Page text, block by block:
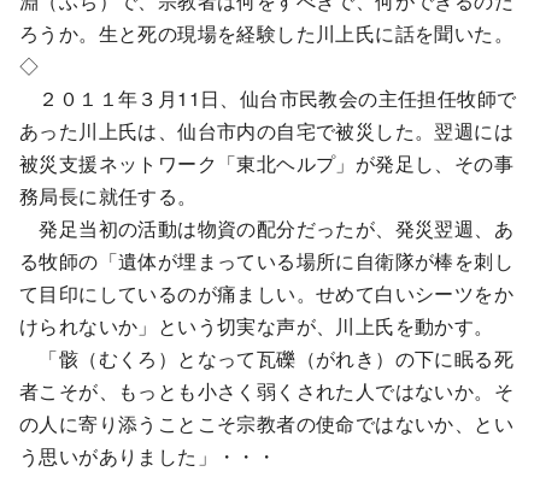
ろうか。生と死の現場を経験した川上氏に話を聞いた。
◇
２０１１年３月11日、仙台市民教会の主任担任牧師で
あった川上氏は、仙台市内の自宅で被災した。翌週には
被災支援ネットワーク「東北ヘルプ」が発足し、その事
務局長に就任する。
発足当初の活動は物資の配分だったが、発災翌週、あ
る牧師の「遺体が埋まっている場所に自衛隊が棒を刺し
て目印にしているのが痛ましい。せめて白いシーツをか
けられないか」という切実な声が、川上氏を動かす。
「骸（むくろ）となって瓦礫（がれき）の下に眠る死
者こそが、もっとも小さく弱くされた人ではないか。そ
の人に寄り添うことこそ宗教者の使命ではないか、とい
う思いがありました」・・・